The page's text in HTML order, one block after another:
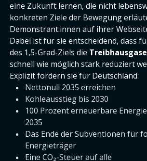
eine Zukunft lernen, die nicht
konkreten Ziele der Bewegung
Demonstrant:innen auf ihrer
Dabei ist für sie entscheidend, dass
des 1,5-Grad-Ziels die
schnell wie möglich stark reduziert
Explizit fordern sie für Deutschland:
Nettonull 2035 erreichen
Kohleausstieg bis 2030
100 Prozent erneuerbare
2035
Das Ende der Subventionen für
Energieträger
Eine CO₂-Steuer auf alle